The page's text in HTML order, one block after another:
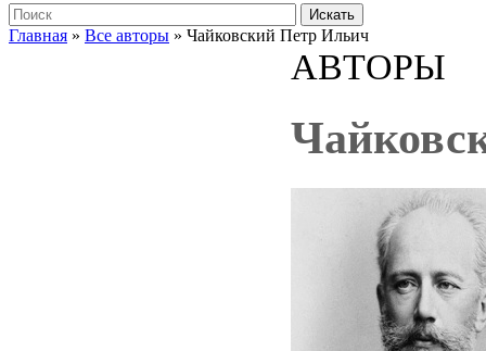
Искать
Главная » Все авторы » Чайковский Петр Ильич
АВТОРЫ